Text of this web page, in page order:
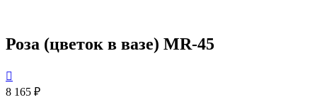
Роза (цветок в вазе) MR-45

8 165 ₽